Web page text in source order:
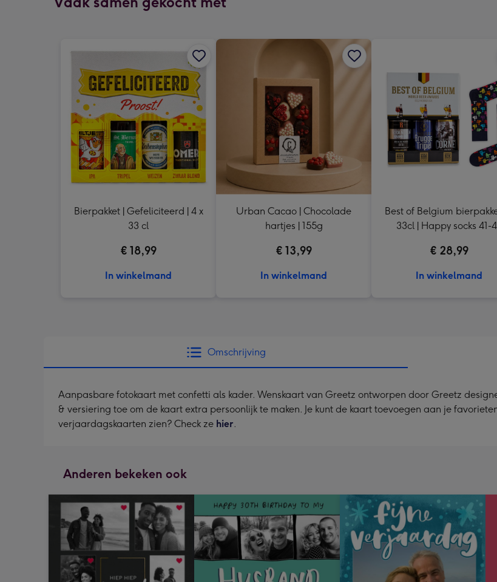
Bierpakket | Gefeliciteerd | 4 x
33 cl
€ 18,99
In winkelmand
Urban Cacao | Chocolade
hartjes | 155g
€ 13,99
In winkelmand
Best of Belgium
33cl | Happy socks 41-
€ 28,99
In winkelmand
Omschrijving
Aanpasbare fotokaart met confetti als kader. Wenskaart van Greetz ontworpen door Greetz
& versiering toe om de kaart extra persoonlijk te maken. Je kunt de kaart toevoegen aan je
verjaardagskaarten zien? Check ze hier.
Anderen bekeken ook